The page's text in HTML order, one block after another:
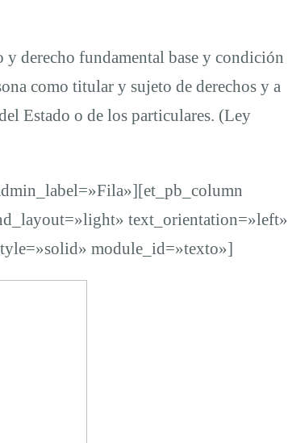
derecho fundamental base y condición
como titular y sujeto de derechos y a
Estado o de los particulares. (Ley
text_orientation=»left»
module_id=»texto»]